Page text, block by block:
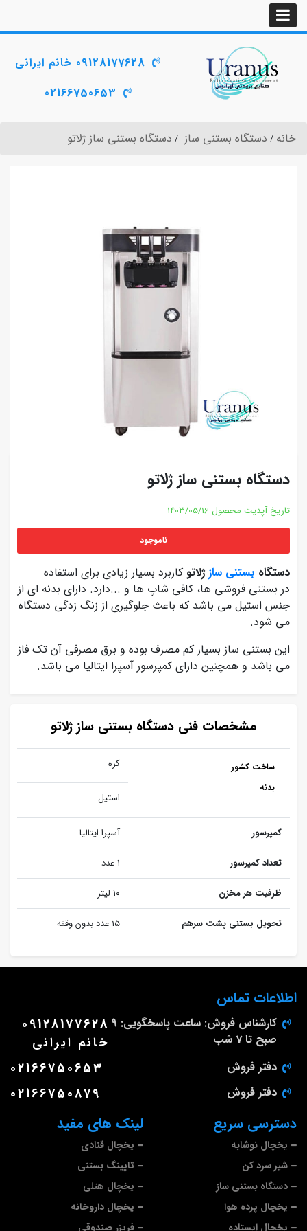
09128177628 خانم ایرانی
02166750653
خانه دستگاه بستنی ساز دستگاه بستنی ساز ژلاتو
دستگاه بستنی ساز ژلاتو
تاریخ آپدیت محصول 1403/05/16
ناموجود
دستگاه بستنی ساز ژلاتو کاربرد بسیار زیادی برای استفاده
در بستنی فروشی‎ ها، کافی شاپ ‏ها و ...دارد. دارای بدنه ای از
جنس استیل می باشد که باعث جلوگیری از زنگ زدگی دستگاه
می شود.
این بستنی ساز بسیار کم مصرف بوده و برق مصرفی آن تک فاز
می باشد و همچنین دارای کمپرسور آسپرا ایتالیا می باشد.
مشخصات فنی دستگاه بستنی ساز ژلاتو
ساخت کشور
بدنه
کره
استیل
کمپرسور آسپرا ایتالیا
تعداد کمپرسور ۱ عدد
ظرفیت هر مخزن ۱۰ لیتر
تحویل بستنی پشت سرهم ۱۵ عدد بدون وقفه
لینک های مفید
یخچال قنادی
تاپینگ بستنی
یخچال هتلی
یخچال داروخانه
فریزر صندوقی
دسترسی سریع
یخچال نوشابه
شیر سرد کن
دستگاه بستنی ساز
یخچال پرده هوا
یخچال ایستاده
اطلاعات تماس
کارشناس فروش: ساعت پاسخگویی: 9
صبح تا 7 شب
09128177628
خانم ایرانی
دفتر فروش 02166750653
دفتر فروش 02166750879